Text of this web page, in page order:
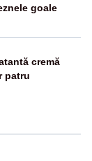
goale
cremă
patru